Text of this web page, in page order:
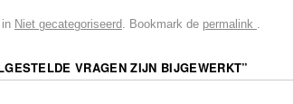
Niet gecategoriseerd . Bookmark de permalink
VRAGEN ZIJN BIJGEWERKT”